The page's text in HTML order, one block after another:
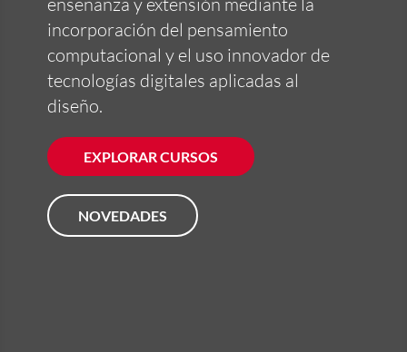
incorporación del pensamiento
computacional y el uso innovador de
tecnologías digitales aplicadas al
diseño.
EXPLORAR CURSOS
NOVEDADES